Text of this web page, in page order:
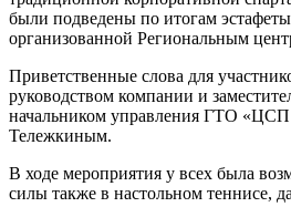
были подведены по итогам
организованной Региональным
Приветственные слова для
руководством компании и
начальником управления ГТО
Тележкиным.
В ходе мероприятия у всех была
силы также в настольном теннисе,